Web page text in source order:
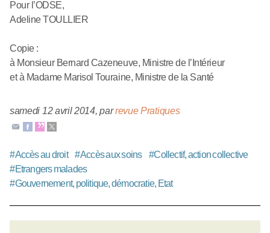
Pour l’ODSE,
Adeline TOULLIER
Copie :
à Monsieur Bernard Cazeneuve, Ministre de l’Intérieur
et à Madame Marisol Touraine, Ministre de la Santé
samedi 12 avril 2014,parrevue Pratiques
#Accès au droit #Accès aux soins #Collectif, action collective
#Etrangers malades
#Gouvernement, politique, démocratie, Etat